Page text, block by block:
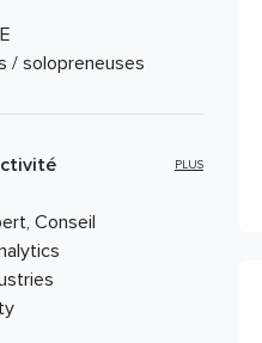
/ solopreneuses
PLUS
Conseil